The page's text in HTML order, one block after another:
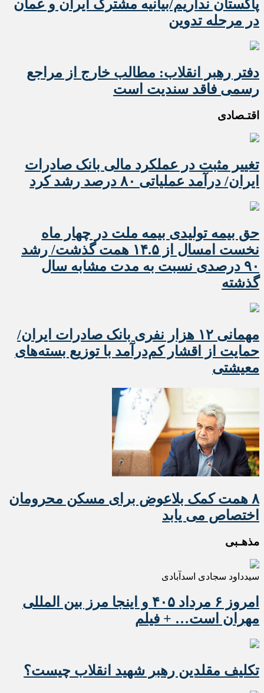
پاکستان نداریم/بیانیه مشترک ایران و عمان
در مرحله تدوین
دفتر رهبر انقلاب: مطالب خارج از مراجع
رسمی فاقد سندیت است
اقتـصادی
تغییر مثبت در عملکرد مالی بانک صادرات
ایران/ درآمد عملیاتی ۸۰ درصد رشد کرد
حق بیمه تولیدی بیمه ملت در چهار ماه
نخست امسال از ۱۴.۵ همت گذشت/ رشد
۹۰ درصدی نسبت به مدت مشابه سال
گذشته
مهمانی ۱۲ هزار نفری بانک صادرات ایران/
حمایت از اقشار کم‌درآمد با توزیع بسته‌های
معیشتی
۸ همت کمک بلاعوض برای مسکن محرومان
اختصاص می یابد
مذهـبی
سیدداود سجادی اسدآبادی
امروز ۶ مرداد ۴۰۵ و اینجا مرز بین المللی
مهران است… + فیلم
تکلیف مقلدین رهبر شهید انقلاب چیست؟